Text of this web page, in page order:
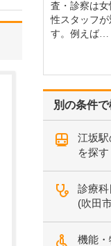
別の条件
江坂
を探す
診療
(吹田
機能・
査・診察は
性スタッフが
す。例えば…